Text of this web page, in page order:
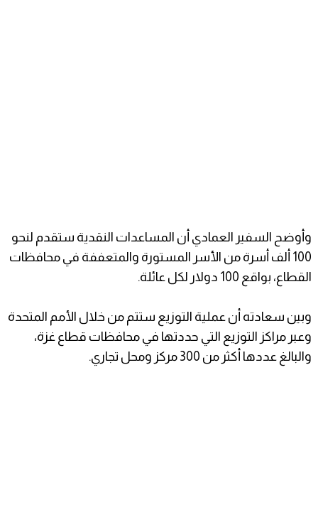
وأوضح السفير العمادي أن المساعدات النقدية ستقدم لنحو
100 ألف أسرة من الأسر المستورة والمتعففة في محافظات
القطاع، بواقع 100 دولار لكل عائلة.
وبين سعادته أن عملية التوزيع ستتم من خلال الأمم المتحدة
وعبر مراكز التوزيع التي حددتها في محافظات قطاع غزة،
والبالغ عددها أكثر من 300 مركز ومحل تجاري.